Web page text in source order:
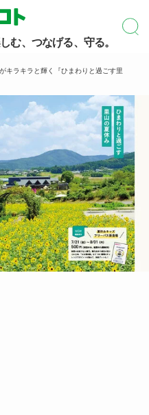
む、つなげる、守る。
キラキラと輝く『ひまわりと過ごす里